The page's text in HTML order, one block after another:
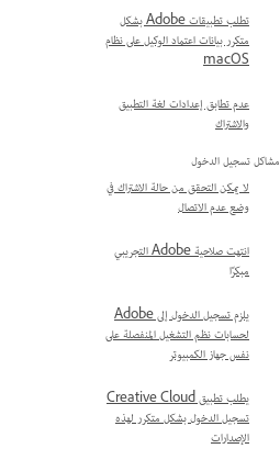
تطلب تطبيقات Adobe بشكل
متكرر بيانات اعتماد الوكيل على نظام
macOS
عدم تطابق إعدادات لغة التطبيق
والاشتراك
مشاكل تسجيل الدخول
لا يمكن التحقق من حالة الاشتراك في
وضع عدم الاتصال
انتهت صلاحية Adobe التجريبي
مبكرًا
يلزم تسجيل الدخول إلى Adobe
لحسابات نظم التشغيل المنفصلة على
نفس جهاز الكمبيوتر
يطلب تطبيق Creative Cloud
تسجيل الدخول بشكل متكرر لهذه
الإصدارات